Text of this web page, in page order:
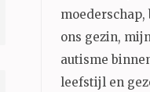
ons gezin,
autisme
leefstijl en